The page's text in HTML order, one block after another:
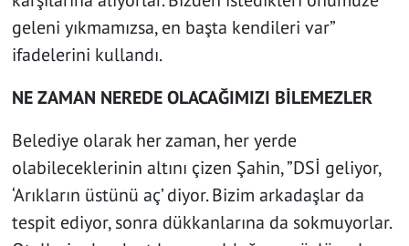
geleni yıkmamızsa, en başta kendileri var”
ifadelerini kullandı.
NE ZAMAN NEREDE OLACAĞIMIZI BİLEMEZLER
Belediye olarak her zaman, her yerde
olabileceklerinin altını çizen Şahin, ”DSİ geliyor,
‘Arıkların üstünü aç’ diyor. Bizim arkadaşlar da
tespit ediyor, sonra dükkanlarına da sokmuyorlar.